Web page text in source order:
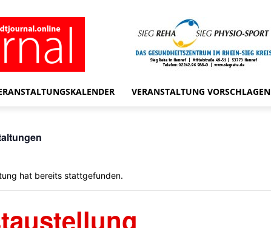
VERANSTALTUNG VORSCHLAGEN
hat bereits stattgefunden.